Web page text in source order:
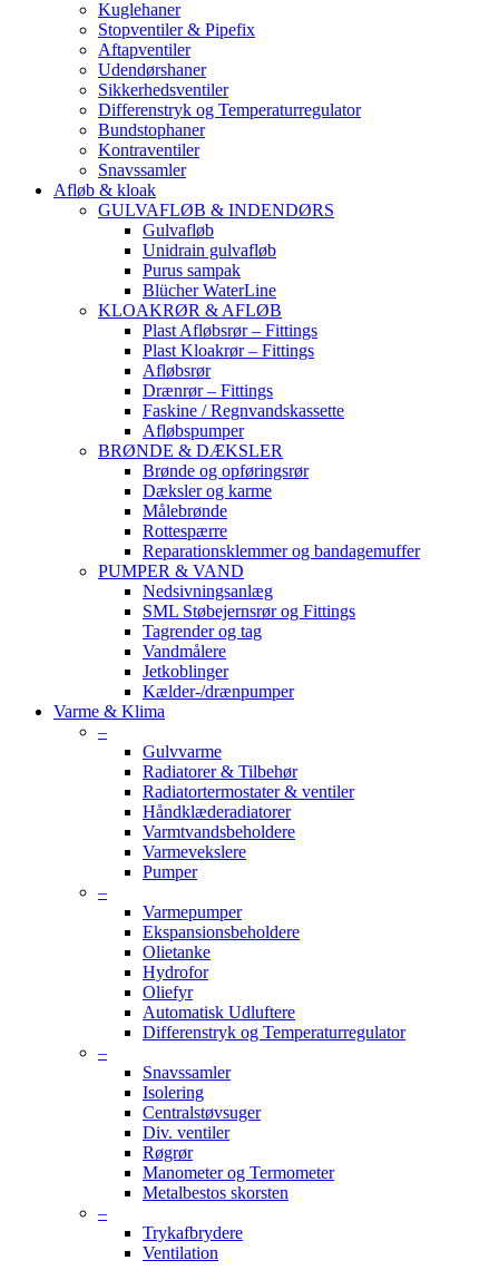
Kuglehaner
Stopventiler & Pipefix
Aftapventiler
Udendørshaner
Sikkerhedsventiler
Differenstryk og Temperaturregulator
Bundstophaner
Kontraventiler
Snavssamler
Afløb & kloak
GULVAFLØB & INDENDØRS
Gulvafløb
Unidrain gulvafløb
Purus sampak
Blücher WaterLine
KLOAKRØR & AFLØB
Plast Afløbsrør – Fittings
Plast Kloakrør – Fittings
Afløbsrør
Drænrør – Fittings
Faskine / Regnvandskassette
Afløbspumper
BRØNDE & DÆKSLER
Brønde og opføringsrør
Dæksler og karme
Målebrønde
Rottespærre
Reparationsklemmer og bandagemuffer
PUMPER & VAND
Nedsivningsanlæg
SML Støbejernsrør og Fittings
Tagrender og tag
Vandmålere
Jetkoblinger
Kælder-/drænpumper
Varme & Klima
–
Gulvvarme
Radiatorer & Tilbehør
Radiatortermostater & ventiler
Håndklæderadiatorer
Varmtvandsbeholdere
Varmevekslere
Pumper
–
Varmepumper
Ekspansionsbeholdere
Olietanke
Hydrofor
Oliefyr
Automatisk Udluftere
Differenstryk og Temperaturregulator
–
Snavssamler
Isolering
Centralstøvsuger
Div. ventiler
Røgrør
Manometer og Termometer
Metalbestos skorsten
–
Trykafbrydere
Ventilation